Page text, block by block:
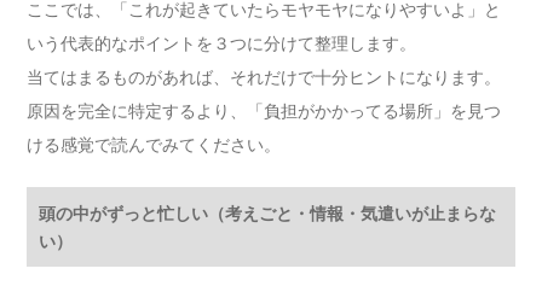
ここでは、「これが起きていたらモヤモヤになりやすいよ」と
いう代表的なポイントを３つに分けて整理します。
当てはまるものがあれば、それだけで十分ヒントになります。
原因を完全に特定するより、「負担がかかってる場所」を見つ
ける感覚で読んでみてください。
頭の中がずっと忙しい（考えごと・情報・気遣いが止まらな
い）